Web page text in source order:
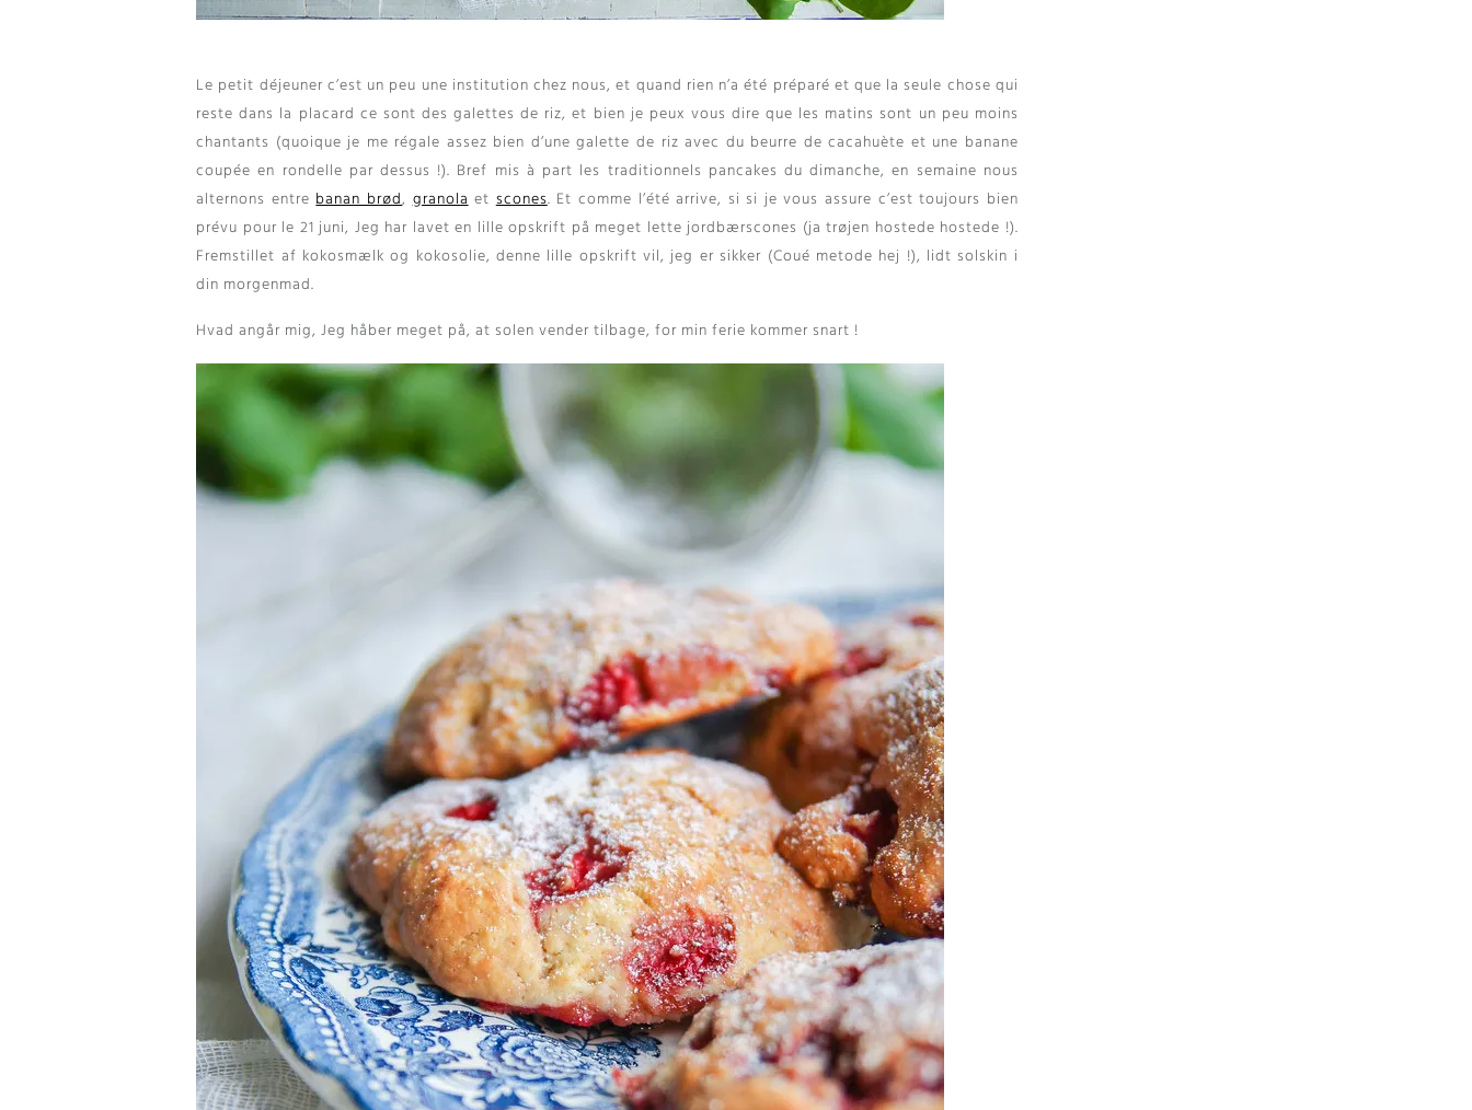
Le petit déjeuner c’est un peu une institution chez nous,et quand rien n’a été préparé et que la seule chose qui
reste dans la placard ce sont des galettes de riz,et bien je peux vous dire que les matins sont un peu moins
chantants (quoique je me régale assez bien d’une galette de riz avec du beurre de cacahuète et une banane
coupée en rondelle par dessus !). Bref mis à part les traditionnels pancakes du dimanche,en semaine nous
alternons entre banan brød,granolaetscones. Et comme l’été arrive, si si je vous assure c’est toujours bien
prévu pour le 21 juni, Jeg har lavet en lille opskrift på meget lette jordbærscones (ja trøjen hostede hostede !).
Fremstillet af kokosmælk og kokosolie, denne lille opskrift vil, jeg er sikker (Coué metode hej !), lidt solskin i
din morgenmad.
Hvad angår mig, Jeg håber meget på, at solen vender tilbage, for min ferie kommer snart !